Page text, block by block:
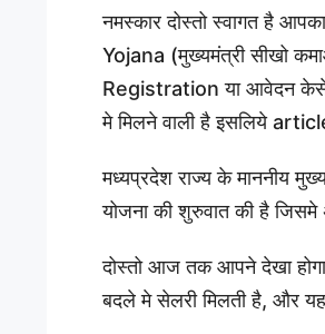
नमस्कार दोस्तो स्वागत है
Yojana (मुख्यमंत्री सीखो
Registration या आवेदन केसे
मे मिलने वाली है इसलिये
मध्यप्रदेश राज्य के माननीय
योजना की शुरुवात की है जिसमे
दोस्तो आज तक आपने देखा
बदले मे सेलरी मिलती है, और